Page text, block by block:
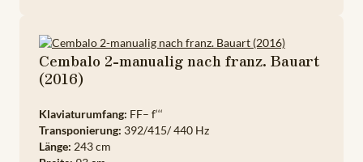
Cembalo 2-manualig nach franz. Bauart
(2016)
Klaviaturumfang: FF– f‘‘‘
Transponierung: 392/415/ 440 Hz
Länge: 243 cm